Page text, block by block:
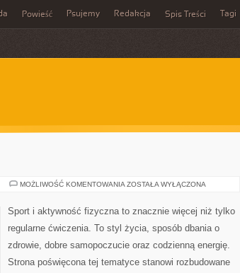
Powieść Psujemy Redakcja Spis Treści Tagi
MOŻLIWOŚĆ KOMENTOWANIA FITNESS
ZOSTAŁA WYŁĄCZONA
Sport i aktywność fizyczna to znacznie więcej niż tylko
regularne ćwiczenia. To styl życia, sposób dbania o
zdrowie, dobre samopoczucie oraz codzienną energię.
Strona poświęcona tej tematyce stanowi rozbudowane